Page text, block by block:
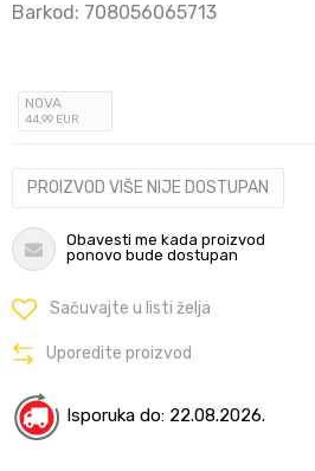
Barkod: 708056065713
NOVA
44,99 EUR
PROIZVOD VIŠE NIJE DOSTUPAN
Obavesti me kada proizvod
ponovo bude dostupan
Sačuvajte u listi želja
Uporedite proizvod
Isporuka do: 22.08.2026.